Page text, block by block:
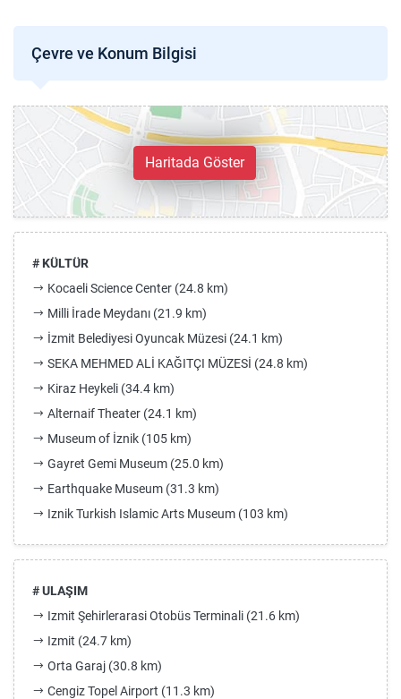
Çevre ve Konum Bilgisi
Haritada Göster
# KÜLTÜR
Kocaeli Science Center (24.8 km)
Milli İrade Meydanı (21.9 km)
İzmit Belediyesi Oyuncak Müzesi (24.1 km)
SEKA MEHMED ALİ KAĞITÇI MÜZESİ (24.8 km)
Kiraz Heykeli (34.4 km)
Alternaif Theater (24.1 km)
Museum of İznik (105 km)
Gayret Gemi Museum (25.0 km)
Earthquake Museum (31.3 km)
Iznik Turkish Islamic Arts Museum (103 km)
# ULAŞIM
Izmit Şehirlerarasi Otobüs Terminali (21.6 km)
Izmit (24.7 km)
Orta Garaj (30.8 km)
Cengiz Topel Airport (11.3 km)